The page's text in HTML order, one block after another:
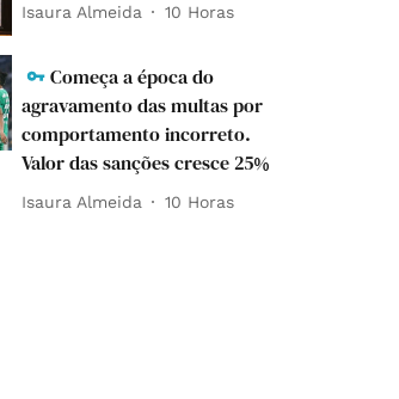
Isaura Almeida 10 Horas
Começa a época do
agravamento das multas por
comportamento incorreto.
Valor das sanções cresce 25%
Isaura Almeida 10 Horas